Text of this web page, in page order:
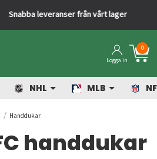
från vårt lager
Logga in
0
NHL MLB
Handdukar
handdukar